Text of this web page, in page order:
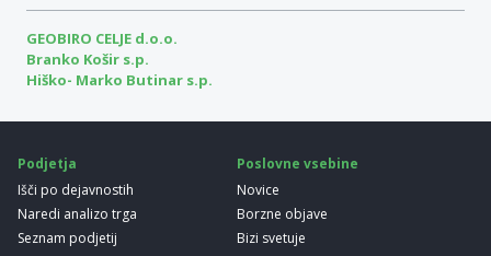
GEOBIRO CELJE d.o.o.
Branko Košir s.p.
Hiško- Marko Butinar s.p.
Podjetja
Išči po dejavnostih
Naredi analizo trga
Seznam podjetij
Poslovne vsebine
Novice
Borzne objave
Bizi svetuje